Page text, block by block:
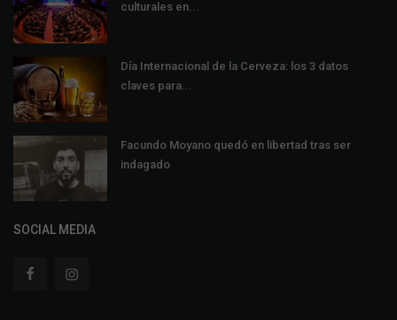
culturales en...
Día Internacional de la Cerveza: los 3 datos
claves para...
Facundo Moyano quedó en libertad tras ser
indagado
SOCIAL MEDIA